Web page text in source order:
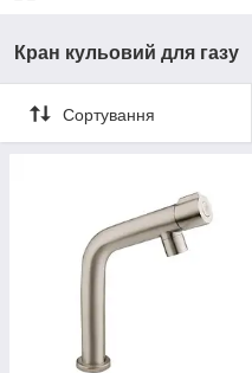
Кран кульовий для газу
Сортування